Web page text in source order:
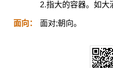
2.指大的容器。如大
面向： 面对;朝向。